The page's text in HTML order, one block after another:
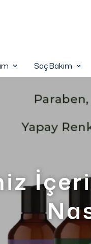
Saç Bakım